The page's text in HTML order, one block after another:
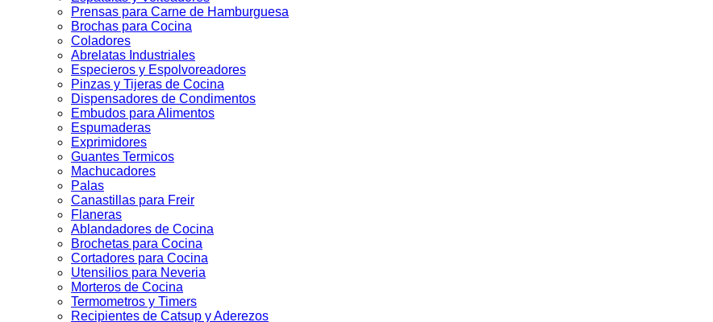
Prensas para Carne de Hamburguesa
Brochas para Cocina
Coladores
Abrelatas Industriales
Especieros y Espolvoreadores
Pinzas y Tijeras de Cocina
Dispensadores de Condimentos
Embudos para Alimentos
Espumaderas
Exprimidores
Guantes Termicos
Machucadores
Palas
Canastillas para Freir
Flaneras
Ablandadores de Cocina
Brochetas para Cocina
Cortadores para Cocina
Utensilios para Neveria
Morteros de Cocina
Termometros y Timers
Recipientes de Catsup y Aderezos